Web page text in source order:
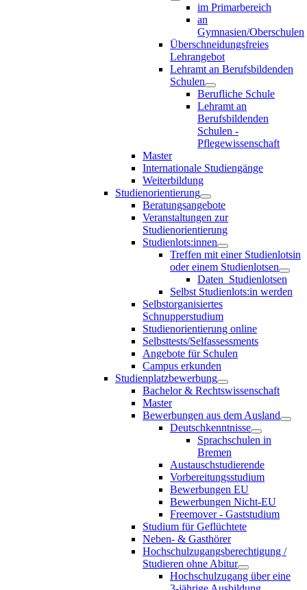
im Primarbereich
an
Gymnasien/Oberschulen
Überschneidungsfreies
Lehrangebot
Lehramt an Berufsbildenden
Schulen
Berufliche Schule
Lehramt an
Berufsbildenden
Schulen -
Pflegewissenschaft
Master
Internationale Studiengänge
Weiterbildung
Studienorientierung
Beratungsangebote
Veranstaltungen zur
Studienorientierung
Studienlots:innen
Treffen mit einer Studienlotsin
oder einem Studienlotsen
Daten_Studienlotsen
Selbst Studienlots:in werden
Selbstorganisiertes
Schnupperstudium
Studienorientierung online
Selbsttests/Selfassessments
Angebote für Schulen
Campus erkunden
Studienplatzbewerbung
Bachelor & Rechtswissenschaft
Master
Bewerbungen aus dem Ausland
Deutschkenntnisse
Sprachschulen in
Bremen
Austauschstudierende
Vorbereitungsstudium
Bewerbungen EU
Bewerbungen Nicht-EU
Freemover - Gaststudium
Studium für Geflüchtete
Neben- & Gasthörer
Hochschulzugangsberechtigung /
Studieren ohne Abitur
Hochschulzugang über eine